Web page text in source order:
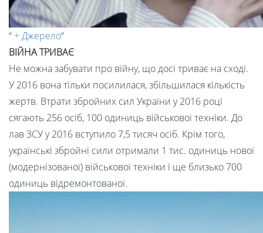
“ + Джерело“
ВІЙНА ТРИВАЄ
Не можна забувати про війну, що досі триває на сході.
У 2016 вона тільки посилилася, збільшилася кількість
жертв. Втрати збройних сил України у 2016 році
сягають 256 осіб, 100 одиниць військової техніки. До
лав ЗСУ у 2016 вступило 7,5 тисяч осіб. Крім того,
українські збройні сили отримали 1 тис. одиниць нової
(модернізованої) військової техніки і ще близько 700
одиниць відремонтованої.